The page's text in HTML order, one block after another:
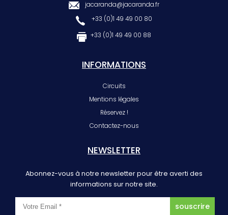
jacaranda@jacaranda.fr
+33 (0)1 49 49 00 80
+33 (0)1 49 49 00 88
INFORMATIONS
Circuits
Mentions légales
Réservez !
Contactez-nous
NEWSLETTER
Abonnez-vous à notre newsletter pour être averti des
informations sur notre site.